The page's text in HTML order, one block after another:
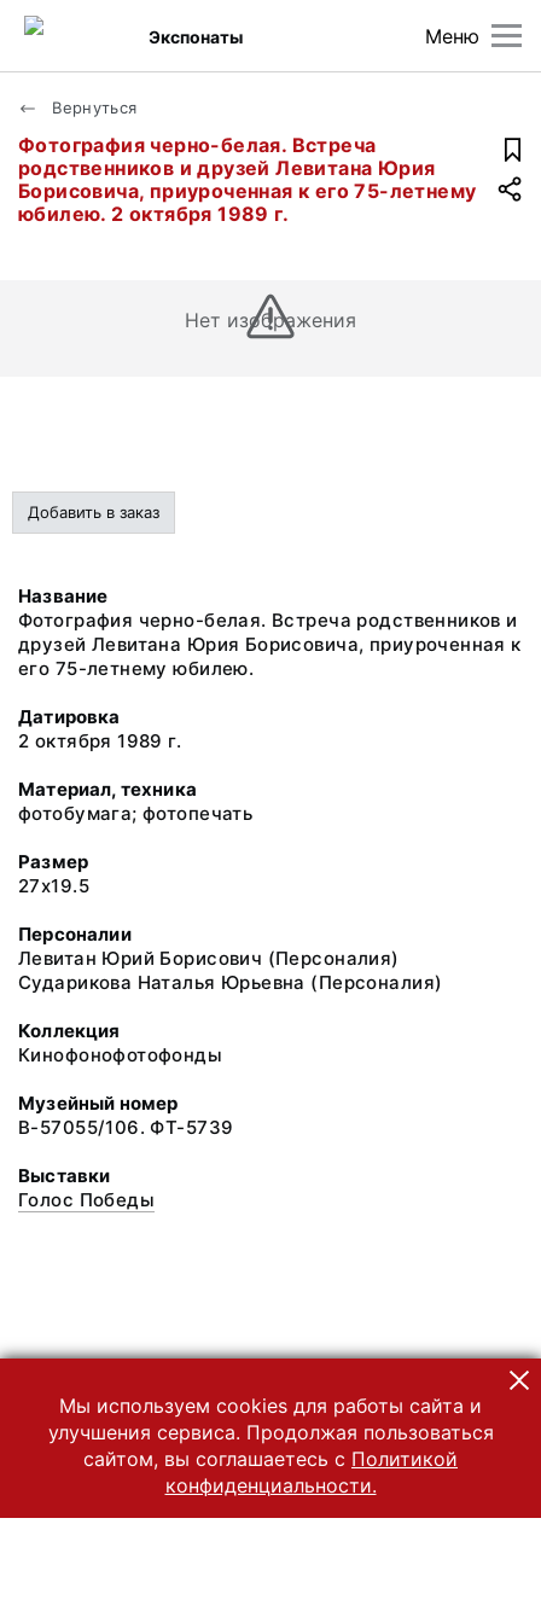
Меню
Экспонаты
Вернуться
Фотография черно-белая. Встреча
родственников и друзей Левитана Юрия
Борисовича, приуроченная к его 75-летнему
юбилею. 2 октября 1989 г.
Нет изображения
Добавить в заказ
Название
Фотография черно-белая. Встреча родственников и
друзей Левитана Юрия Борисовича, приуроченная к
его 75-летнему юбилею.
Датировка
2 октября 1989 г.
Материал, техника
фотобумага; фотопечать
Размер
27x19.5
Персоналии
Левитан Юрий Борисович (Персоналия)
Сударикова Наталья Юрьевна (Персоналия)
Коллекция
Кинофонофотофонды
Музейный номер
В-57055/106. ФТ-5739
Выставки
Голос Победы
Мы используем cookies для работы сайта и
улучшения сервиса. Продолжая пользоваться
сайтом, вы соглашаетесь с Политикой
конфиденциальности.